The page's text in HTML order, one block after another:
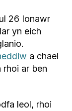
26 Ionawr
yn eich
a chael
rhoi ar ben
leol, rhoi